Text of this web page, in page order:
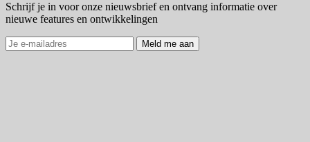
Schrijf je in voor onze nieuwsbrief en ontvang informatie over
nieuwe features en ontwikkelingen
Meld me aan